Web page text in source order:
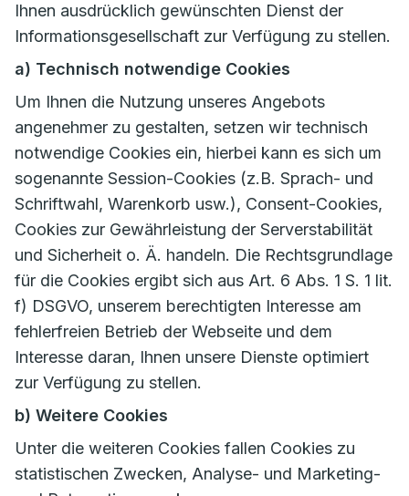
Ihnen ausdrücklich gewünschten Dienst der
Informationsgesellschaft zur Verfügung zu stellen.
a) Technisch notwendige Cookies
Um Ihnen die Nutzung unseres Angebots
angenehmer zu gestalten, setzen wir technisch
notwendige Cookies ein, hierbei kann es sich um
sogenannte Session-Cookies (z.B. Sprach- und
Schriftwahl, Warenkorb usw.), Consent-Cookies,
Cookies zur Gewährleistung der Serverstabilität
und Sicherheit o. Ä. handeln. Die Rechtsgrundlage
für die Cookies ergibt sich aus Art. 6 Abs. 1 S. 1 lit.
f) DSGVO, unserem berechtigten Interesse am
fehlerfreien Betrieb der Webseite und dem
Interesse daran, Ihnen unsere Dienste optimiert
zur Verfügung zu stellen.
b) Weitere Cookies
Unter die weiteren Cookies fallen Cookies zu
statistischen Zwecken, Analyse- und Marketing-